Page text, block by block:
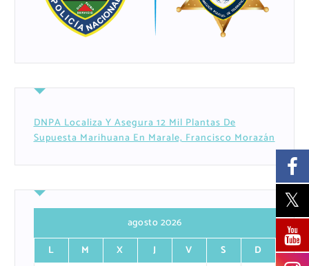
DNPA Localiza Y Asegura 12 Mil Plantas De
Supuesta Marihuana En Marale, Francisco Morazán
agosto 2026
L
M X J V S
D